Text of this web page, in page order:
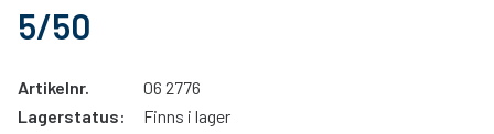
5/50
Artikelnr.
06 2776
Lagerstatus:
Finns i lager